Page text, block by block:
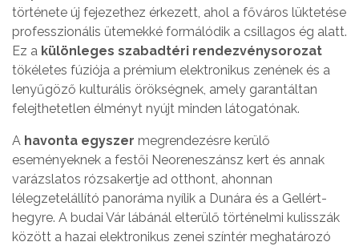
története új fejezethez érkezett, ahol a főváros lüktetése
professzionális ütemekké formálódik a csillagos ég alatt.
Ez a különleges szabadtéri rendezvénysorozat
tökéletes fúziója a prémium elektronikus zenének és a
lenyűgöző kulturális örökségnek, amely garantáltan
felejthetetlen élményt nyújt minden látogatónak.
A havonta egyszer megrendezésre kerülő
eseményeknek a festői Neoreneszánsz kert és annak
varázslatos rózsakertje ad otthont, ahonnan
lélegzetelállító panoráma nyílik a Dunára és a Gellért-
hegyre. A budai Vár lábánál elterülő történelmi kulisszák
között a hazai elektronikus zenei színtér meghatározó